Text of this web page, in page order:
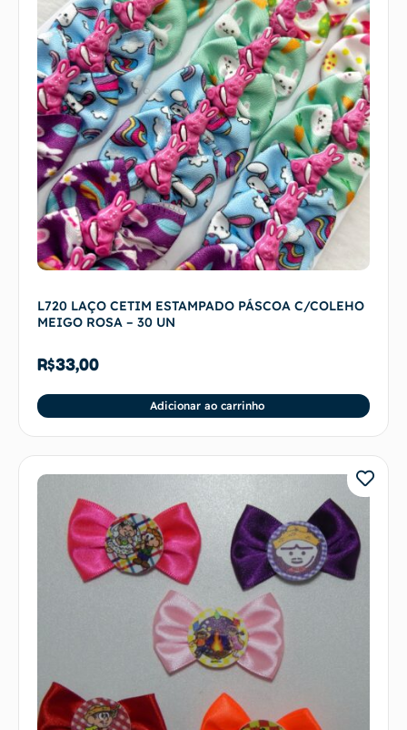
L720 LAÇO CETIM ESTAMPADO PÁSCOA C/COLEHO
MEIGO ROSA – 30 UN
R$33,00
Adicionar ao carrinho